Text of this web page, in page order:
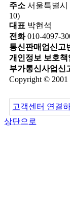
주소 서울특별시
10)
대표 박현석
전화010-4097-
통신판매업신고
개인정보 보호책
부가통신사업신
Copyright ©
고객센터 연결하
상단으로